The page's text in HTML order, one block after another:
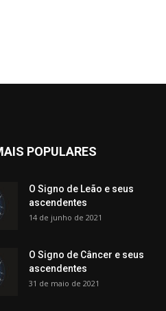
POPULARES
O Signo de Leão e seus
ascendentes
14 de junho de 2021
O Signo de Câncer e seus
ascendentes
31 de maio de 2021